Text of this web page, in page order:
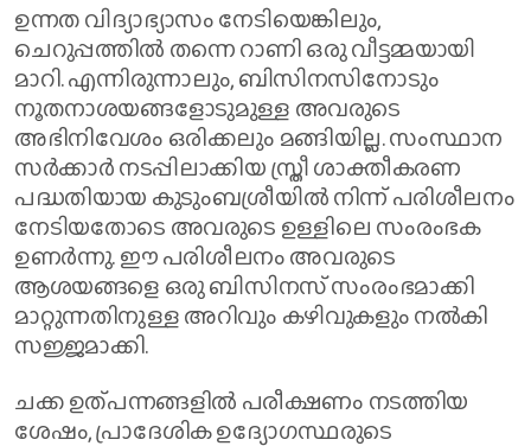
ഉന്നത വിദ്യാഭ്യാസം നേടിയെങ്കിലും,
ചെറുപ്പത്തിൽ തന്നെ റാണി ഒരു വീട്ടമ്മയായി
മാറി. എന്നിരുന്നാലും, ബിസിനസിനോടും
നൂതനാശയങ്ങളോടുമുള്ള അവരുടെ
അഭിനിവേശം ഒരിക്കലും മങ്ങിയില്ല. സംസ്ഥാന
സർക്കാർ നടപ്പിലാക്കിയ സ്ത്രീ ശാക്തീകരണ
പദ്ധതിയായ കുടുംബശ്രീയിൽ നിന്ന് പരിശീലനം
നേടിയതോടെ അവരുടെ ഉള്ളിലെ സംരംഭക
ഉണർന്നു. ഈ പരിശീലനം അവരുടെ
ആശയങ്ങളെ ഒരു ബിസിനസ് സംരംഭമാക്കി
മാറ്റുന്നതിനുള്ള അറിവും കഴിവുകളും നൽകി
സജ്ജമാക്കി.
ചക്ക ഉത്പന്നങ്ങളിൽ പരീക്ഷണം നടത്തിയ
ശേഷം, പ്രാദേശിക ഉദ്യോഗസ്ഥരുടെ